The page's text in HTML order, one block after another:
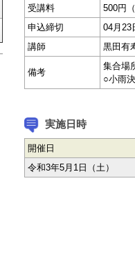
受講料
500円
申込締切
04月23
講師
黒田有
備考
集合場
○小雨
実施日時
開催日
令和3年5月1日（土）